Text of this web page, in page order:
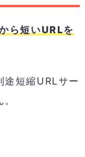
ら短いURLを
途短縮URLサー